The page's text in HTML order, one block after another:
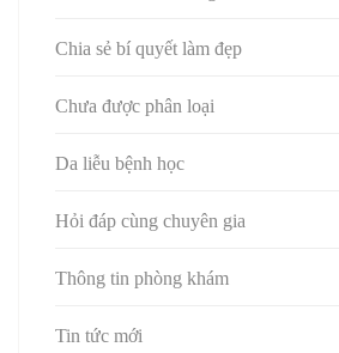
Chia sẻ bí quyết làm đẹp
Chưa được phân loại
Da liễu bệnh học
Hỏi đáp cùng chuyên gia
Thông tin phòng khám
Tin tức mới